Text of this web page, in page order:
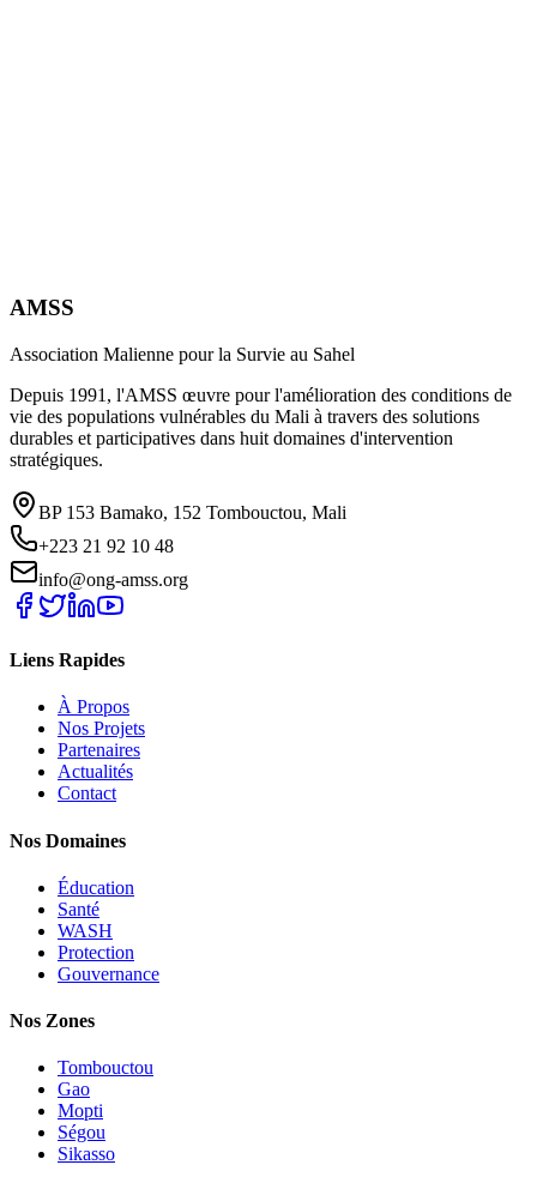
AMSS
Association Malienne pour la Survie au Sahel
Depuis 1991, l'AMSS œuvre pour l'amélioration des conditions de
vie des populations vulnérables du Mali à travers des solutions
durables et participatives dans huit domaines d'intervention
stratégiques.
BP 153 Bamako, 152 Tombouctou, Mali
+223 21 92 10 48
info@ong-amss.org
Liens Rapides
À Propos
Nos Projets
Partenaires
Actualités
Contact
Nos Domaines
Éducation
Santé
WASH
Protection
Gouvernance
Nos Zones
Tombouctou
Gao
Mopti
Ségou
Sikasso